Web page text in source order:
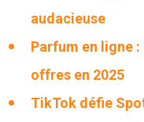
audacieuse
Parfum en ligne
offres en 2025
TikTok défie